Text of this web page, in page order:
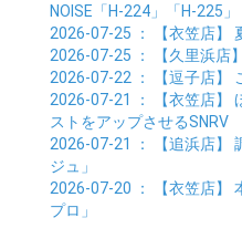
NOISE「H-224」「H-225」
2026-07-25 ： 【衣笠店】
2026-07-25 ： 【久里浜店】
2026-07-22 ： 【逗子店】
2026-07-21
： 【衣笠店】
ストをアップさせるSNRV
2026-07-21
： 【追浜店】
ジュ」
2026-07-20 ： 【衣笠店】
プロ」